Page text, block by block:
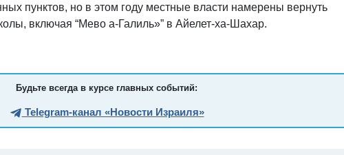
пунктов, но в этом году местные власти намерены вернуть
включая “Мево а-Галиль»” в Айелет-ха-Шахар.
Будьте всегда в курсе главных событий:
Telegram-канал «Новости Израиля»